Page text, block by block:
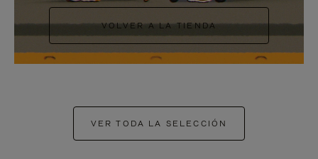
VOLVER A LA TIENDA
VER TODA LA SELECCIÓN